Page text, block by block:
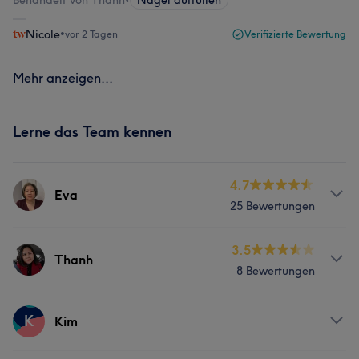
Nicole•vor 2 Tagen Verifizierte Bewertung
Mehr anzeigen...
Lerne das Team kennen
Eva
4.7
25 Bewertungen
Services
Thanh
3.5
8 Bewertungen
Services
K Kim